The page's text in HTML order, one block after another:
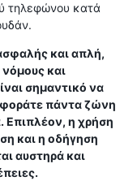
τηλεφώνου κατά
και απλή,
και
σημαντικό να
φοράτε πάντα ζώνη
Επιπλέον, η χρήση
και η οδήγηση
αυστηρά και